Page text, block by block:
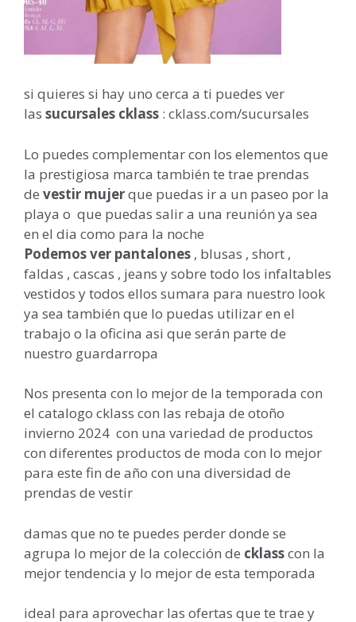
si quieres si hay uno cerca a ti puedes ver
las sucursales cklass : cklass.com/sucursales
Lo puedes complementar con los elementos que
la prestigiosa marca también te trae prendas
de vestir mujerque puedas ir a un paseo por la
playa o que puedas salir a una reunión ya sea
en el dia como para la noche
Podemos ver pantalones , blusas , short ,
faldas , cascas , jeans y sobre todo los infaltables
vestidos y todos ellos sumara para nuestro look
ya sea también que lo puedas utilizar en el
trabajo o la oficina asi que serán parte de
nuestro guardarropa
Nos presenta con lo mejor de la temporada con
el catalogo cklass con las rebaja de otoño
invierno 2024 con una variedad de productos
con diferentes productos de moda con lo mejor
para este fin de año con una diversidad de
prendas de vestir
damas que no te puedes perder donde se
agrupa lo mejor de la colección de cklasscon la
mejor tendencia y lo mejor de esta temporada
ideal para aprovechar las ofertas que te trae y